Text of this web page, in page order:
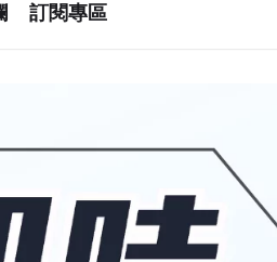
訂閱專區